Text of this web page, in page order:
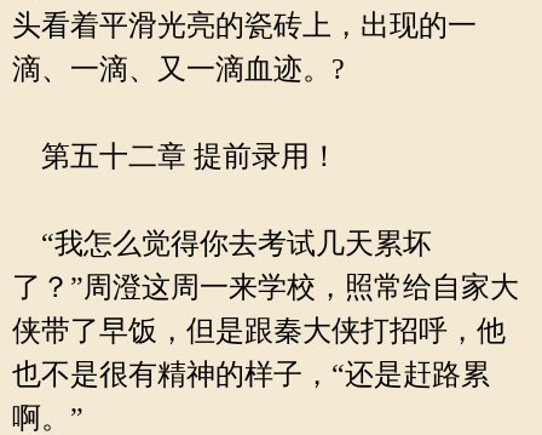
头看着平滑光亮的瓷砖上，出现的一
滴、一滴、又一滴血迹。?
第五十二章 提前录用！
“我怎么觉得你去考试几天累坏
了？”周澄这周一来学校，照常给自家大
侠带了早饭，但是跟秦大侠打招呼，他
也不是很有精神的样子，“还是赶路累
啊。”